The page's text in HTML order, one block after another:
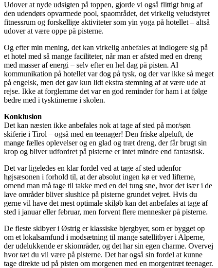
Udover at nyde udsigten på toppen, gjorde vi også flittigt brug af
den udendørs opvarmede pool, spaområdet, det virkelig veludstyret
fitnessrum og forskellige aktiviteter som yin yoga på hotellet – altså
udover at være oppe på pisterne.
Og efter min mening, det kan virkelig anbefales at indlogere sig på
et hotel med så mange faciliteter, når man er afsted med en dreng
med masser af energi – selv efter en hel dag på pisten. Al
kommunikation på hotellet var dog på tysk, og der var ikke så meget
på engelsk, men det gav kun lidt ekstra stemning af at være ude at
rejse. Ikke at forglemme det var en god reminder for ham i at følge
bedre med i tysktimerne i skolen.
Konklusion
Det kan næsten ikke anbefales nok at tage af sted på mor/søn
skiferie i Tirol – også med en teenager! Den friske alpeluft, de
mange fælles oplevelser og en glad og træt dreng, der får brugt sin
krop og bliver udfordret på pisterne er intet mindre end fantastisk.
Det var ligeledes en klar fordel ved at tage af sted udenfor
højsæsonen i forhold til, at der absolut ingen kø er ved lifterne,
omend man må tage til takke med en del tung sne, hvor det især i de
lave områder bliver slushice på pisterne grundet vejret. Hvis du
gerne vil have det mest optimale skiløb kan det anbefales at tage af
sted i januar eller februar, men forvent flere mennesker på pisterne.
De fleste skibyer i Østrig er klassiske bjergbyer, som er bygget op
om et lokalsamfund i modsætning til mange satellitbyer i Alperne,
der udelukkende er skiområder, og det har sin egen charme. Overvej
hvor tæt du vil være på pisterne. Det har også sin fordel at kunne
tage direkte ud på pisten om morgenen med en morgentræt teenager.